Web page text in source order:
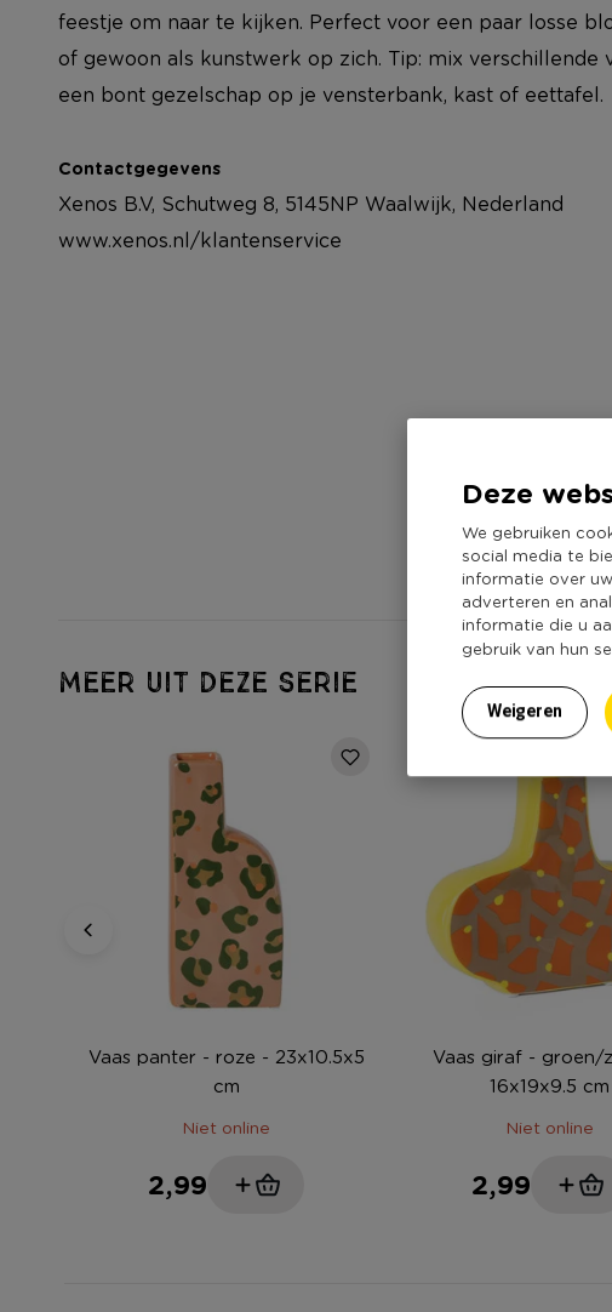
Deze
We gebruiken
social media te
informatie over
adverteren en
informatie die u
gebruik van hun
Weigeren
feestje om naar te kijken. Perfect voor een paar losse
of gewoon als kunstwerk op zich. Tip: mix verschillende
een bont gezelschap op je vensterbank, kast of eettafel.
Contactgegevens
Xenos B.V, Schutweg 8, 5145NP Waalwijk, Nederland
www.xenos.nl/klantenservice
MEER UIT DEZE SERIE
Vaas panter - roze - 23x10.5x5
cm
Niet online
2,99
Vaas giraf - groen/
16x19x9.5 cm
Niet online
2,99